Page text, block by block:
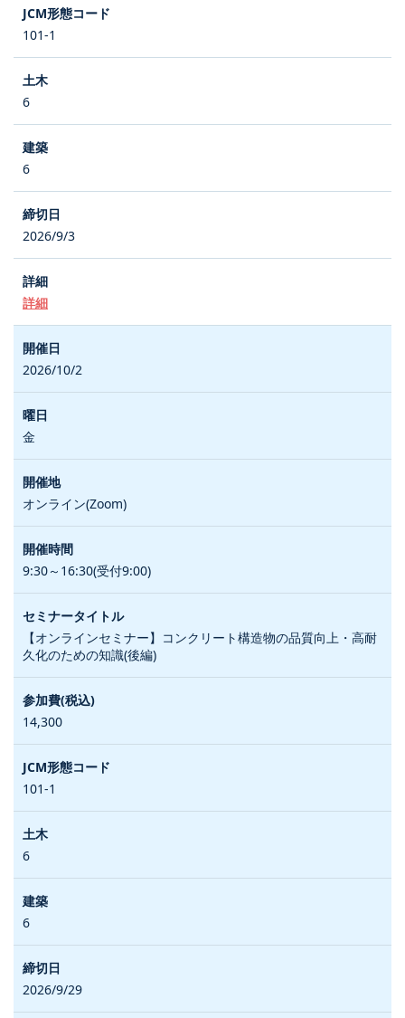
101-1
6
6
2026/9/3
詳細
2026/10/2
金
オンライン(Zoom)
9:30～16:30(受付9:00)
【オンラインセミナー】コンクリート構造物の品質向上・高耐
久化のための知識(後編)
14,300
101-1
6
6
2026/9/29